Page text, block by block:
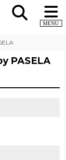
MENU
PASELA